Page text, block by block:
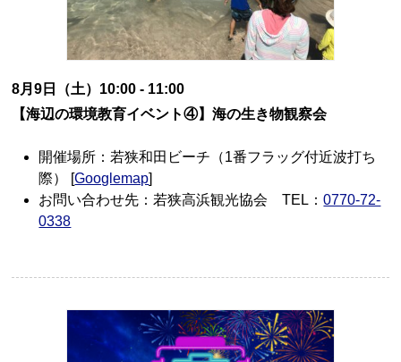
8月9日（土）10:00 - 11:00
【海辺の環境教育イベント④】海の生き物観察会
開催場所：若狭和田ビーチ（1番フラッグ付近波打ち
際） [Googlemap]
お問い合わせ先：若狭高浜観光協会 TEL：0770-72-
0338